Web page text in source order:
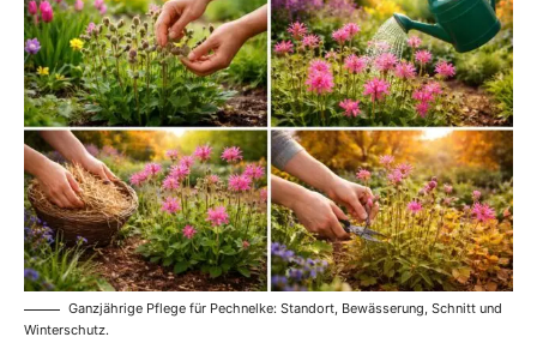
Ganzjährige Pflege für Pechnelke: Standort, Bewässerung, Schnitt und
Winterschutz.